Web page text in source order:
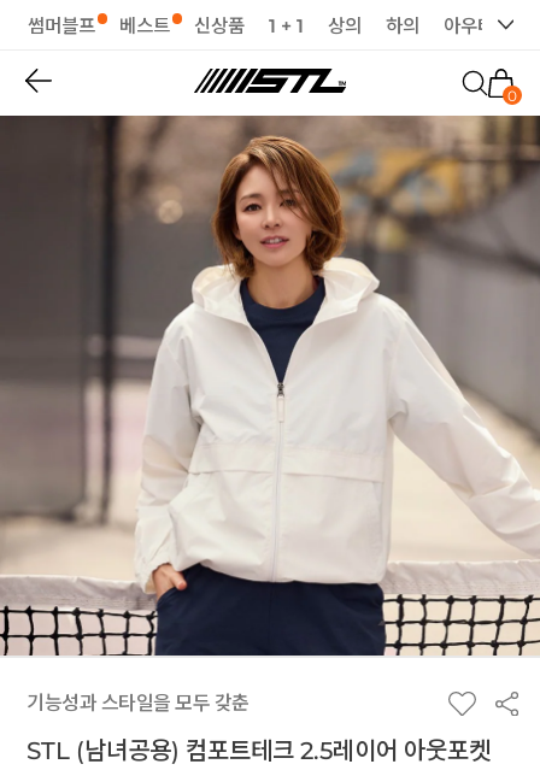
썸머블프 베스트 신상품 1 + 1 상의 하의 아우터
0
기능성과 스타일을 모두 갖춘
STL (남녀공용) 컴포트테크 2.5레이어 아웃포켓